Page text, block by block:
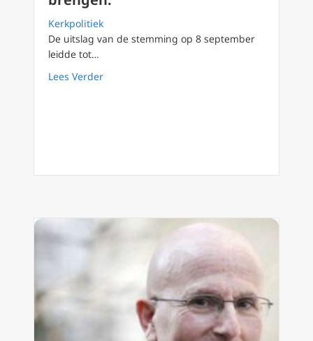
Kerkpolitiek
De uitslag van de stemming op 8 september
leidde tot…
Lees Verderabout Na blokkade willen organisatoren